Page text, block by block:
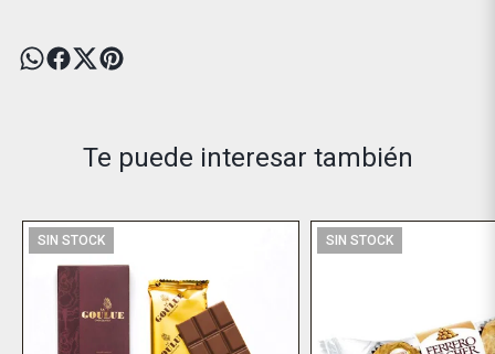
Te puede interesar también
SIN STOCK SIN STOCK